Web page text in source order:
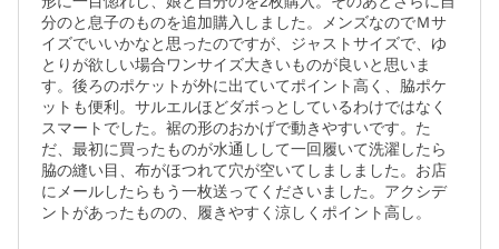
分のと息子のものを追加購入しました。メンズなのでＭサ
イズでいいかなと思ったのですが、ジャストサイズで、ゆ
とりが欲しい場合ワンサイズ大きいものが良いと思いま
す。後ろのポケットが外に出ていてポイント高く、脇ポケ
ットも便利。サルエルほどダボっとしているわけではなく
スマートでした。裾の形のおかげで動きやすいです。た
だ、最初に買ったものが水通しして一回履いて洗濯したら
脇の縫い目、布がほつれて穴が空いてしましました。お店
にメールしたらもう一枚送ってくださいました。アクシデ
ントがあったものの、履きやすく涼しくポイント高し。